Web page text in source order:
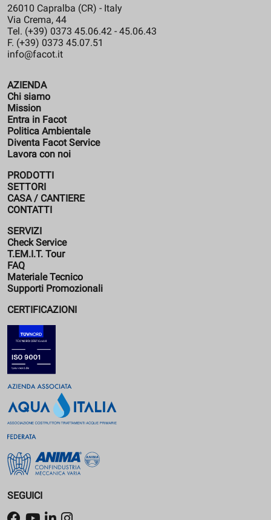
26010 Capralba (CR) - Italy
Via Crema, 44
Tel. (+39) 0373 45.06.42 - 45.06.43
F. (+39) 0373 45.07.51
info@facot.it
AZIENDA
Chi siamo
Mission
Entra in Facot
Politica Ambientale
Diventa Facot Service
Lavora con noi
PRODOTTI
SETTORI
CASA / CANTIERE
CONTATTI
SERVIZI
Check Service
T.EM.I.T. Tour
FAQ
Materiale Tecnico
Supporti Promozionali
CERTIFICAZIONI
SEGUICI